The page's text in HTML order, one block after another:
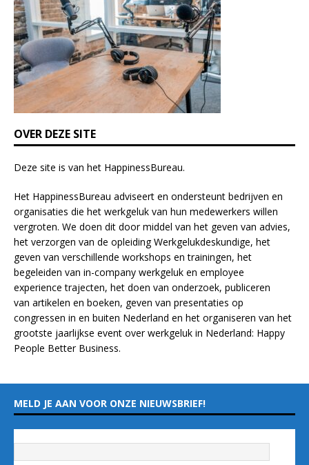
i
e
l
d
b
l
n
k
.
OVER DEZE SITE
Deze site is van het HappinessBureau.
Het HappinessBureau adviseert en ondersteunt bedrijven en
organisaties die het werkgeluk van hun medewerkers willen
vergroten. We doen dit door middel van het geven van advies,
het verzorgen van de opleidingWerkgelukdeskundige, het
geven van verschillende workshops en trainingen, het
begeleiden van in-company werkgeluk en employee
experiencetrajecten, het doen van onderzoek, publiceren
van artikelen en boeken, geven van presentaties op
congressen in en buiten Nederland en het organiseren van het
grootste jaarlijkse event over werkgeluk in Nederland: Happy
People Better Business.
MELD JE AAN VOOR ONZE NIEUWSBRIEF!